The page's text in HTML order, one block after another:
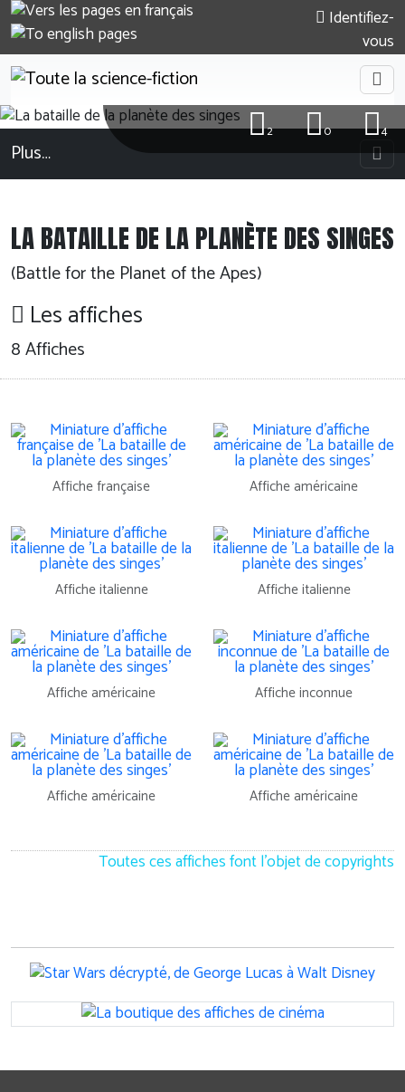
Identifiez-
vous
4
0
2
Plus…
LA BATAILLE DE LA PLANÈTE DES SINGES
(Battle for the Planet of the Apes)
Les affiches
8 Affiches
Affiche française Affiche américaine
Affiche italienne Affiche italienne
Affiche américaine Affiche inconnue
Affiche américaine Affiche américaine
Toutes ces affiches font l'objet de copyrights